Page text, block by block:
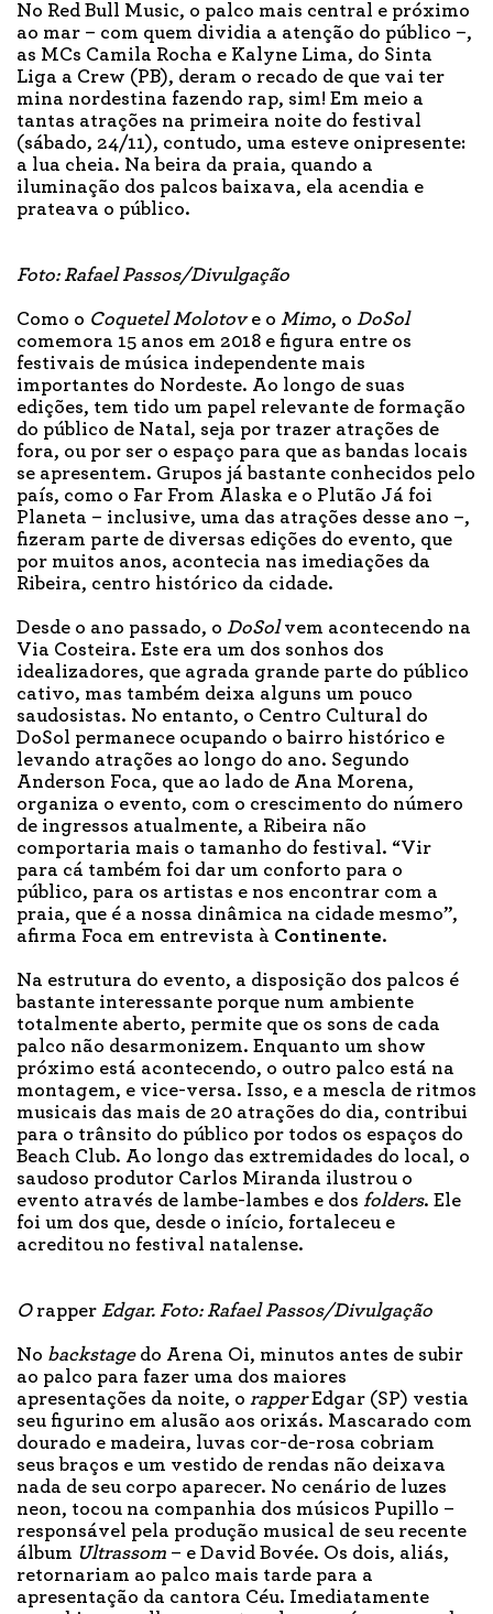
No Red Bull Music, o palco mais central e próximo
ao mar – com quem dividia a atenção do público –,
as MCs Camila Rocha e Kalyne Lima, do Sinta
Liga a Crew (PB), deram o recado de que vai ter
mina nordestina fazendo rap, sim! Em meio a
tantas atrações na primeira noite do festival
(sábado, 24/11), contudo, uma esteve onipresente:
a lua cheia. Na beira da praia, quando a
iluminação dos palcos baixava, ela acendia e
prateava o público.
Foto: Rafael Passos/Divulgação
Como o Coquetel Molotove o Mimo, o DoSol
comemora 15 anos em 2018 e figura entre os
festivais de música independente mais
importantes do Nordeste. Ao longo de suas
edições, tem tido um papel relevante de formação
do público de Natal, seja por trazer atrações de
fora, ou por ser o espaço para que as bandas locais
se apresentem. Grupos já bastante conhecidos pelo
país, como o Far From Alaska e o Plutão Já foi
Planeta – inclusive, uma das atrações desse ano –,
fizeram parte de diversas edições do evento, que
por muitos anos, acontecia nas imediações da
Ribeira, centro histórico da cidade.
Desde o ano passado, o DoSol vem acontecendo na
Via Costeira. Este era um dos sonhos dos
idealizadores, que agrada grande parte do público
cativo, mas também deixa alguns um pouco
saudosistas. No entanto, o Centro Cultural do
DoSol permanece ocupando o bairro histórico e
levando atrações ao longo do ano. Segundo
Anderson Foca, que ao lado de Ana Morena,
organiza o evento, com o crescimento do número
de ingressos atualmente, a Ribeira não
comportaria mais o tamanho do festival. “Vir
para cá também foi dar um conforto para o
público, para os artistas e nos encontrar com a
praia, que é a nossa dinâmica na cidade mesmo”,
afirma Foca em entrevista à Continente.
Na estrutura do evento, a disposição dos palcos é
bastante interessante porque num ambiente
totalmente aberto, permite que os sons de cada
palco não desarmonizem. Enquanto um show
próximo está acontecendo, o outro palco está na
montagem, e vice-versa. Isso, e a mescla de ritmos
musicais das mais de 20 atrações do dia, contribui
para o trânsito do público por todos os espaços do
Beach Club. Ao longo das extremidades do local, o
saudoso produtor Carlos Miranda ilustrou o
evento através de lambe-lambes e dos folders. Ele
foi um dos que, desde o início, fortaleceu e
acreditou no festival natalense.
O rapper Edgar. Foto: Rafael Passos/Divulgação
No backstage do Arena Oi, minutos antes de subir
ao palco para fazer uma dos maiores
apresentações da noite, o rapperEdgar (SP) vestia
seu figurino em alusão aos orixás. Mascarado com
dourado e madeira, luvas cor-de-rosa cobriam
seus braços e um vestido de rendas não deixava
nada de seu corpo aparecer. No cenário de luzes
neon, tocou na companhia dos músicos Pupillo –
responsável pela produção musical de seu recente
álbum Ultrassom – e David Bovée. Os dois, aliás,
retornariam ao palco mais tarde para a
apresentação da cantora Céu. Imediatamente